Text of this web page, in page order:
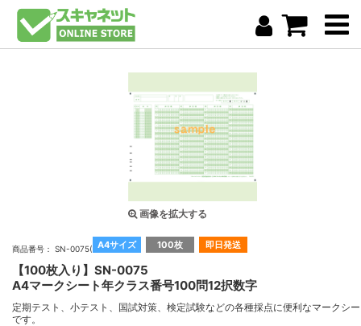
画像を拡大する
A4サイズ 100枚 即日発送
商品番号： SN-0075(100)
【100枚入り】SN-0075
A4マークシート年クラス番号100問12択数字
定期テスト、小テスト、国試対策、検定試験などの各種採点に便利なマークシ
です。